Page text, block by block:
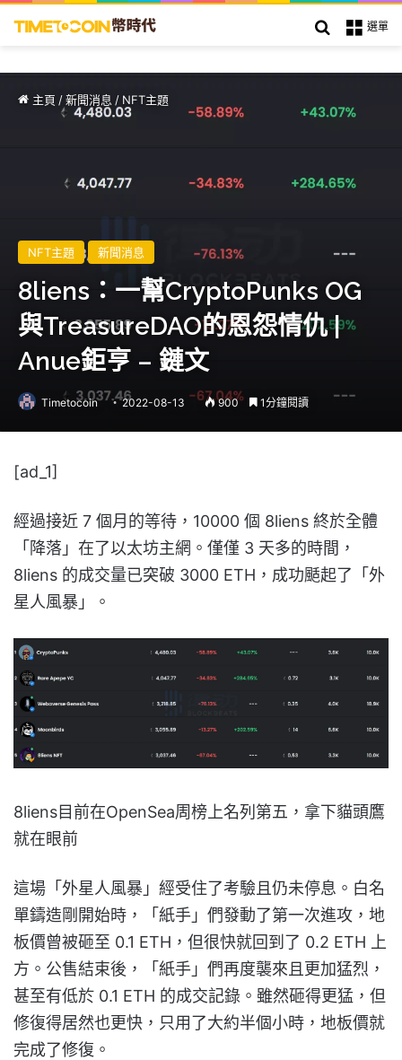
選單
搜索
主頁 /新聞消息 / NFT主題
NFT主題 新聞消息
8liens：一幫CryptoPunks OG
與TreasureDAO的恩怨情仇 |
Anue鉅亨 – 鏈文
Timetocoin 2022-08-13 900 1分鐘閱讀
[ad_1]
經過接近 7 個月的等待，10000 個 8liens 終於全體
「降落」在了以太坊主網。僅僅 3 天多的時間，
8liens 的成交量已突破 3000 ETH，成功颳起了「外
星人風暴」。
8liens目前在OpenSea周榜上名列第五，拿下貓頭鷹
就在眼前
這場「外星人風暴」經受住了考驗且仍未停息。白名
單鑄造剛開始時，「紙手」們發動了第一次進攻，地
板價曾被砸至 0.1 ETH，但很快就回到了 0.2 ETH 上
方。公售結束後，「紙手」們再度襲來且更加猛烈，
甚至有低於 0.1 ETH 的成交記錄。雖然砸得更猛，但
修復得居然也更快，只用了大約半個小時，地板價就
完成了修復。